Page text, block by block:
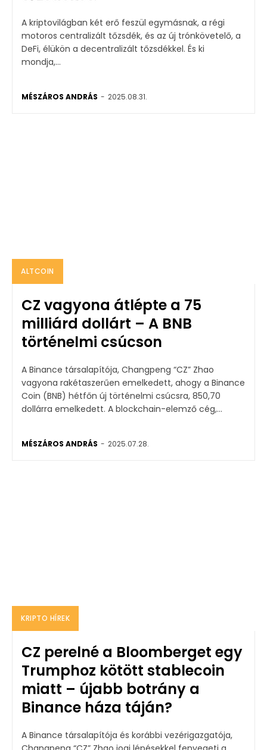
A kriptovilágban két erő feszül egymásnak, a régi
motoros centralizált tőzsdék, és az új trónkövetelő, a
DeFi, élükön a decentralizált tőzsdékkel. És ki
mondja,...
MÉSZÁROS ANDRÁS - 2025.08.31.
ALTCOIN
CZ vagyona átlépte a 75
milliárd dollárt – A BNB
történelmi csúcson
A Binance társalapítója, Changpeng “CZ” Zhao
vagyona rakétaszerűen emelkedett, ahogy a Binance
Coin (BNB) hétfőn új történelmi csúcsra, 850,70
dollárra emelkedett. A blockchain-elemző cég,...
MÉSZÁROS ANDRÁS - 2025.07.28.
KRIPTO HÍREK
CZ perelné a Bloomberget egy
Trumphoz kötött stablecoin
miatt – újabb botrány a
Binance háza táján?
A Binance társalapítója és korábbi vezérigazgatója,